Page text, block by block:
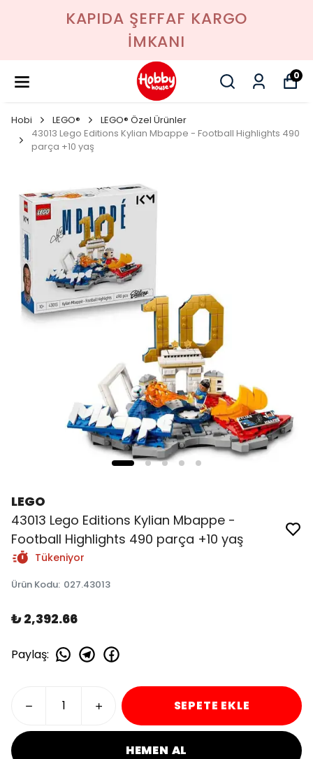
KAPIDA ŞEFFAF KARGO
İMKANI
0
Hobi LEGO®
LEGO® Özel Ürünler
43013 Lego Editions Kylian Mbappe - Football Highlights 490
parça +10 yaş
LEGO
43013 Lego Editions Kylian Mbappe -
Football Highlights 490 parça +10 yaş
Tükeniyor
Ürün Kodu: 027.43013
₺ 2,392.66
Paylaş:
SEPETE EKLE
HEMEN AL